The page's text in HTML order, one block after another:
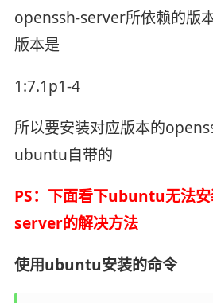
openssh-server所依赖的版
版本是
1:7.1p1-4
所以要安装对应版本的
ubuntu自带的
PS：下面看下ubuntu无法
server的解决方法
使用ubuntu安装的命令